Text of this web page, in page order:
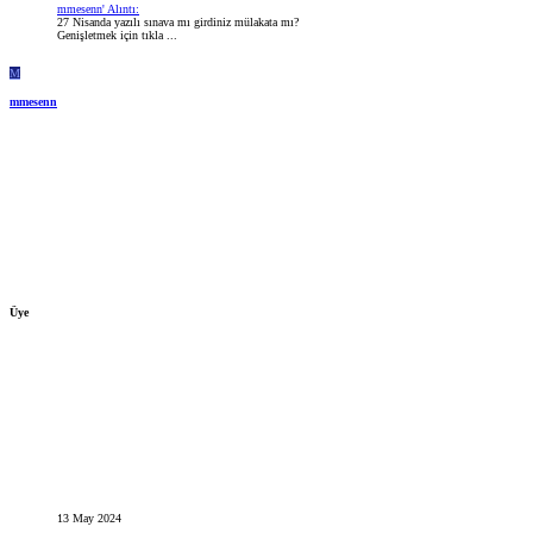
mmesenn' Alıntı:
27 Nisanda yazılı sınava mı girdiniz mülakata mı?
Genişletmek için tıkla ...
M
mmesenn
Üye
13 May 2024